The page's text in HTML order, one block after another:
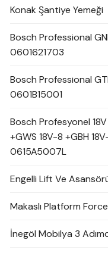
Konak Şantiye Yemeği
Bosch Professional
0601621703
Bosch Professional
0601B15001
Bosch Profesyonel
+GWS 18V-8 +GBH
0615A5007L
Engelli Lift Ve
Makaslı Platform
İnegöl Mobilya 3